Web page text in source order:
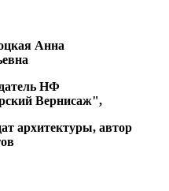
Анна
НФ
Вернисаж",
архитектуры, автор